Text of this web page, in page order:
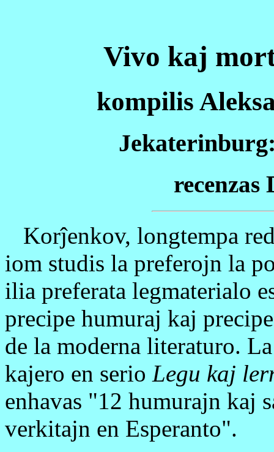
Vivo kaj
kompilis
Korĵenkov, longtempa
iom studis la preferojn la
ilia preferata legmaterialo
precipe humuraj kaj
de la moderna literaturo.
kajero en serio Legu kaj
enhavas "12 humurajn kaj
verkitajn en Esperanto".